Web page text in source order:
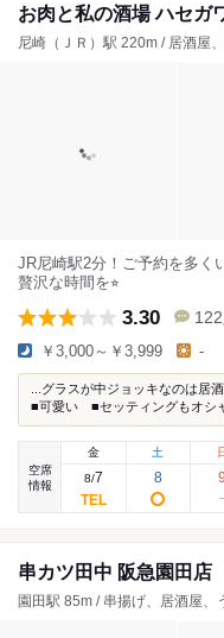
お肉と私の酒場 ハセガ
尼崎（ＪＲ）駅 220m / 居酒屋
JR尼崎駅2分！ご予約を多く
贅沢な時間を⭐︎
3.30 122
￥3,000～￥3,999 -
...グラスが中ジョッキなのは居
■可愛い ■セッティングもオシ
空席
情報
金
8/7
土
8 9
串カツ田中 阪急園田店
園田駅 85m / 串揚げ、居酒屋、